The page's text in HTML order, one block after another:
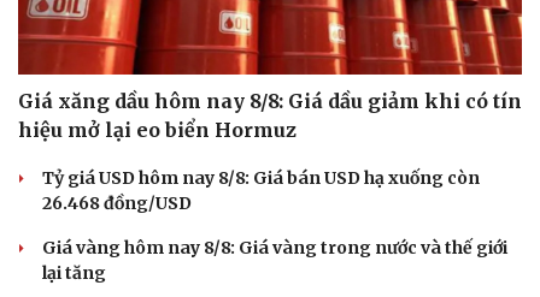
Giá xăng dầu hôm nay 8/8: Giá dầu giảm khi có tín
hiệu mở lại eo biển Hormuz
Tỷ giá USD hôm nay 8/8: Giá bán USD hạ xuống còn
26.468 đồng/USD
Giá vàng hôm nay 8/8: Giá vàng trong nước và thế giới
lại tăng